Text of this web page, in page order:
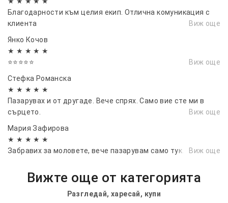
Благодарности към целия екип. Отлична комуникация с
клиента
Виж още
Янко Кочов
★ ★ ★ ★ ★
⭐⭐⭐⭐⭐
Виж още
Стефка Романска
★ ★ ★ ★ ★
Пазарувах и от другаде. Вече спрях. Само вие сте ми в
сърцето.
Виж още
Мария Зафирова
★ ★ ★ ★ ★
Забравих за моловете, вече пазарувам само тук.
Виж още
Вижте още от категорията
Разгледай, харесай, купи